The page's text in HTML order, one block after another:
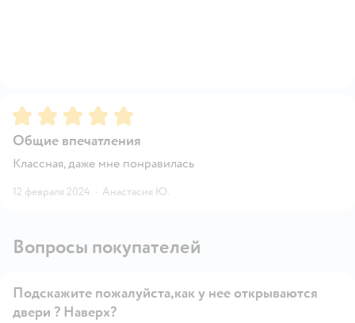
Рейтинг:5
Общие впечатления
Классная, даже мне понравилась
12 февраля 2024 · Анастасия Ю.
Вопросы покупателей
Подскажите пожалуйста,как у нее открываются
двери ? Наверх?